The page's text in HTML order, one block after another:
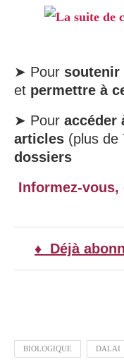
La suite de
➤ Pour soutenir
et permettre à
➤ Pour accéder
articles (plus de
dossiers
Informez-vous,
♦ Déjà
BIOLOGIQUE DALAI